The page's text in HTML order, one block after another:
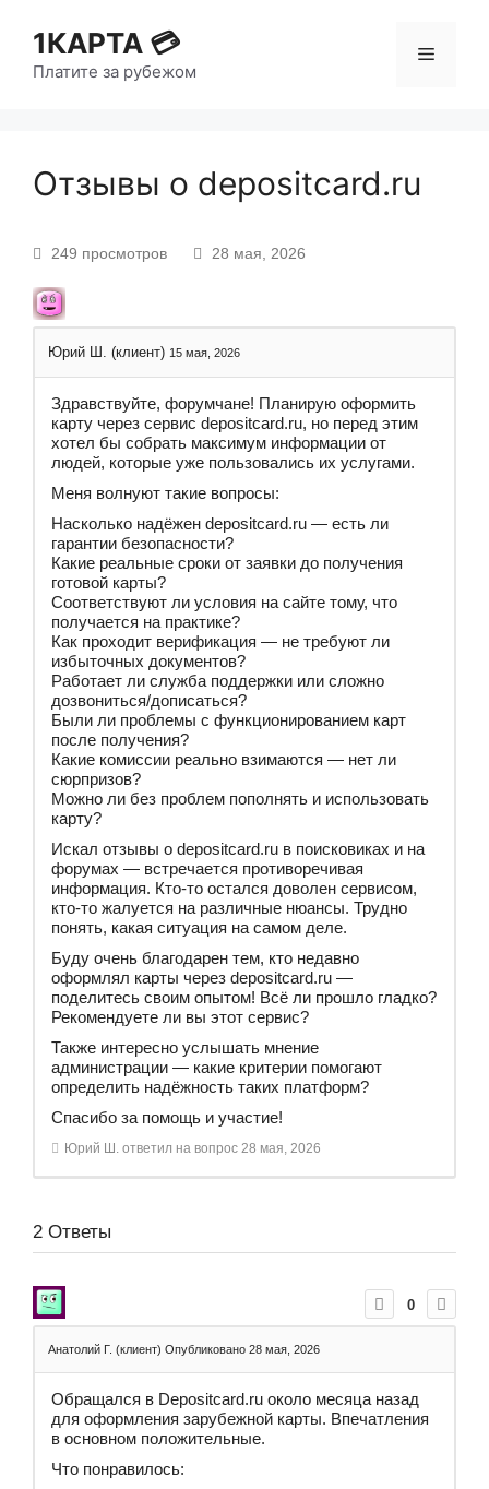
1КАРТА 💳
Платите за рубежом
Отзывы о depositcard.ru
249 просмотров 28 мая, 2026
Юрий Ш. (клиент) 15 мая, 2026
Здравствуйте, форумчане! Планирую оформить
карту через сервис depositcard.ru, но перед этим
хотел бы собрать максимум информации от
людей, которые уже пользовались их услугами.
Меня волнуют такие вопросы:
Насколько надёжен depositcard.ru — есть ли
гарантии безопасности?
Какие реальные сроки от заявки до получения
готовой карты?
Соответствуют ли условия на сайте тому, что
получается на практике?
Как проходит верификация — не требуют ли
избыточных документов?
Работает ли служба поддержки или сложно
дозвониться/дописаться?
Были ли проблемы с функционированием карт
после получения?
Какие комиссии реально взимаются — нет ли
сюрпризов?
Можно ли без проблем пополнять и использовать
карту?
Искал отзывы о depositcard.ru в поисковиках и на
форумах — встречается противоречивая
информация. Кто-то остался доволен сервисом,
кто-то жалуется на различные нюансы. Трудно
понять, какая ситуация на самом деле.
Буду очень благодарен тем, кто недавно
оформлял карты через depositcard.ru —
поделитесь своим опытом! Всё ли прошло гладко?
Рекомендуете ли вы этот сервис?
Также интересно услышать мнение
администрации — какие критерии помогают
определить надёжность таких платформ?
Спасибо за помощь и участие!
Юрий Ш. ответил на вопрос 28 мая, 2026
2 Ответы
0
Анатолий Г. (клиент) Опубликовано 28 мая, 2026
Обращался в Depositcard.ru около месяца назад
для оформления зарубежной карты. Впечатления
в основном положительные.
Что понравилось: